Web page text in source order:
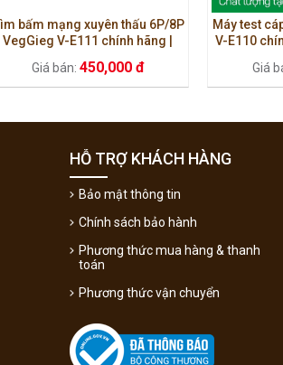
bấm mạng xuyên thấu 6P/8P
VegGieg V-E111 chính hãng |
chắn
Giá bán: 450,000 đ
Máy test
V-E110
Giá
HỖ TRỢ KHÁCH HÀNG
Bảo mật thông tin
Chính sách bảo hành
Phương thức mua hàng & thanh
toán
Phương thức vận chuyển